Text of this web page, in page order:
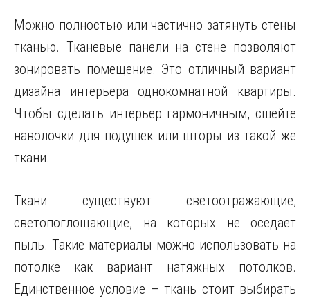
Можно полностью или частично затянуть стены
тканью. Тканевые панели на стене позволяют
зонировать помещение. Это отличный вариант
дизайна интерьера однокомнатной квартиры.
Чтобы сделать интерьер гармоничным, сшейте
наволочки для подушек или шторы из такой же
ткани.
Ткани существуют светоотражающие,
светопоглощающие, на которых не оседает
пыль. Такие материалы можно использовать на
потолке как вариант натяжных потолков.
Единственное условие – ткань стоит выбирать